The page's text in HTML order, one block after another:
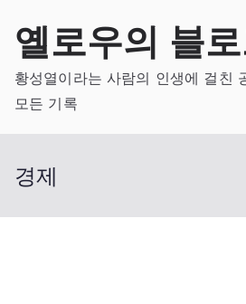
content
옐로우의 블
황성열이라는 사람의 인생에 걸친
모든 기록
경제